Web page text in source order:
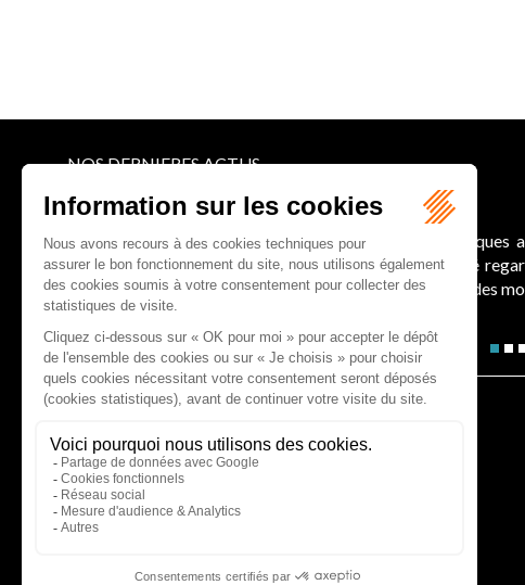
NOS DERNIERES ACTUS
Le joug léger des monuments historiques
Pour une gestion patrimoniale des monuments
collectivités Le monument historique a longtemps été
culture du Sénat a consacré, en juillet 2026, à la gestion des
CABINET D'AVOCATS GAUCHER-PIOLA
20 avenue Galliéni - 33500 LIBOURNE
Tél :05 57 55 87 30 - Fax : 05 57 51 73 64
Email :gaucher-piola@gaucher-piola-avocat.fr
NOUS CONTACTER NOUS LOCALISER